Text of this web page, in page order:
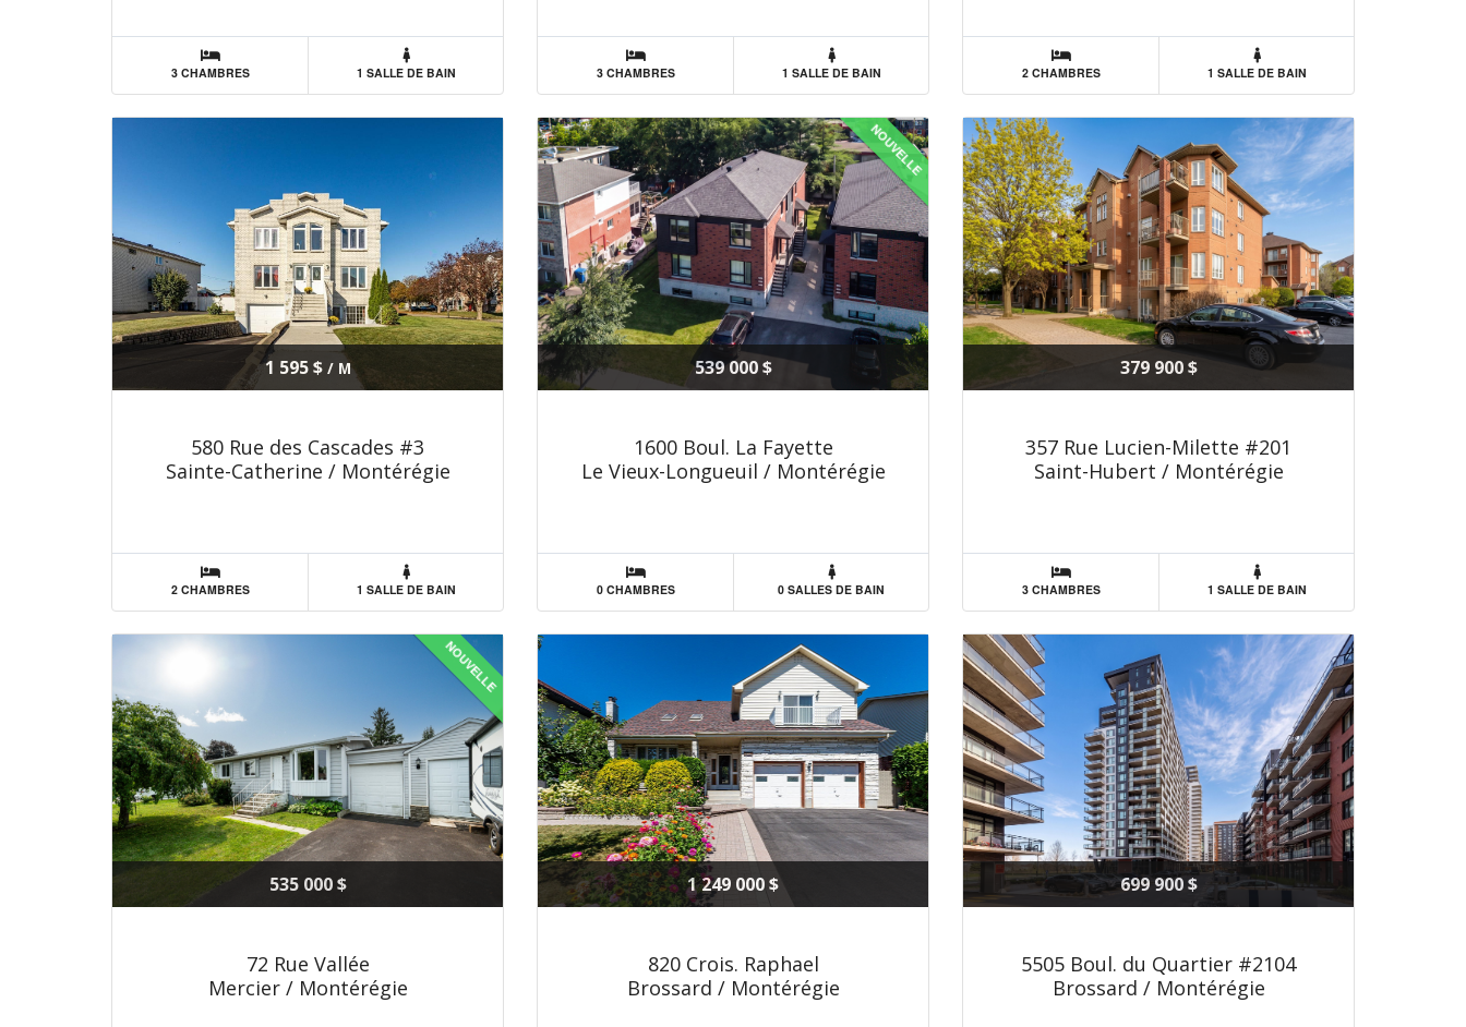
3 CHAMBRES 1 SALLE DE BAIN 3 CHAMBRES 1 SALLE DE BAIN 2 CHAMBRES 1 SALLE DE BAIN
1 595 $/ M
580 Rue des Cascades #3
Sainte-Catherine / Montérégie
2 CHAMBRES 1 SALLE DE BAIN
NOUVELLE
539 000 $
1600 Boul. La Fayette
Le Vieux-Longueuil / Montérégie
0 CHAMBRES 0 SALLES DE BAIN
379 900 $
357 Rue Lucien-Milette #201
Saint-Hubert / Montérégie
3 CHAMBRES 1 SALLE DE BAIN
NOUVELLE
535 000 $
72 Rue Vallée
Mercier / Montérégie
1 249 000 $
820 Crois. Raphael
Brossard / Montérégie
699 900 $
5505 Boul. du Quartier #2104
Brossard / Montérégie